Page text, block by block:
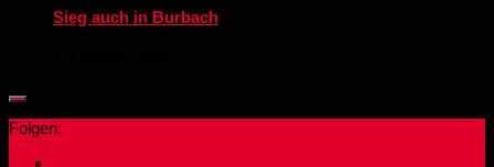
Sieg auch in Burbach
Folgen: